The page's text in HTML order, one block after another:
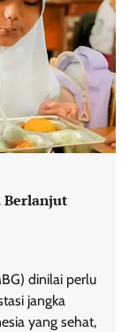
Berlanjut
dinilai perlu
jangka
yang sehat,